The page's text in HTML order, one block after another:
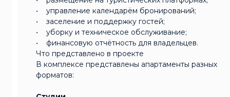
• управление календарём бронирований;
• заселение и поддержку гостей;
• уборку и техническое обслуживание;
• финансовую отчётность для владельцев.
Что представлено в проекте
В комплексе представлены апартаменты разных
форматов: